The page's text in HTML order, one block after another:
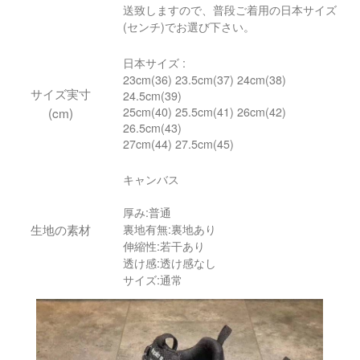
送致しますので、普段ご着用の日本サイズ
(センチ)でお選び下さい。
サイズ実寸
(cm)
日本サイズ :
23cm(36) 23.5cm(37) 24cm(38)
24.5cm(39)
25cm(40) 25.5cm(41) 26cm(42)
26.5cm(43)
27cm(44) 27.5cm(45)
生地の素材
キャンバス
厚み:普通
裏地有無:裏地あり
伸縮性:若干あり
透け感:透け感なし
サイズ:通常